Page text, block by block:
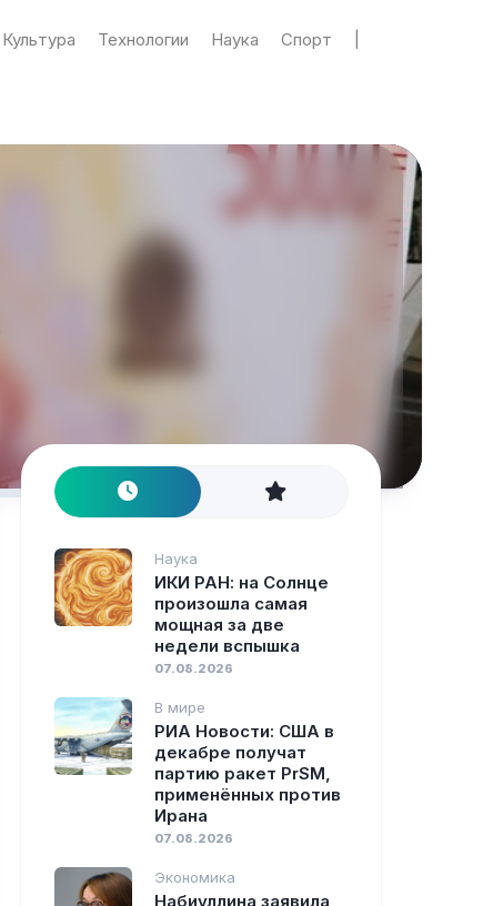
Культура Технологии Наука Спорт
Наука
ИКИ РАН: на Солнце
произошла самая
мощная за две
недели вспышка
07.08.2026
В мире
РИА Новости: США в
декабре получат
партию ракет PrSM,
применённых против
Ирана
07.08.2026
Экономика
Набиуллина заявила